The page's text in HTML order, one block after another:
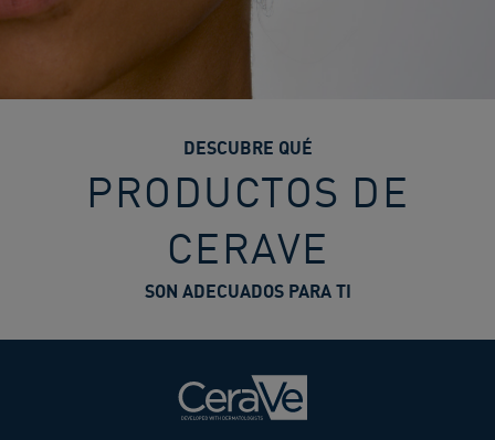
DESCUBRE QUÉ
PRODUCTOS DE
CERAVE
SON ADECUADOS PARA TI